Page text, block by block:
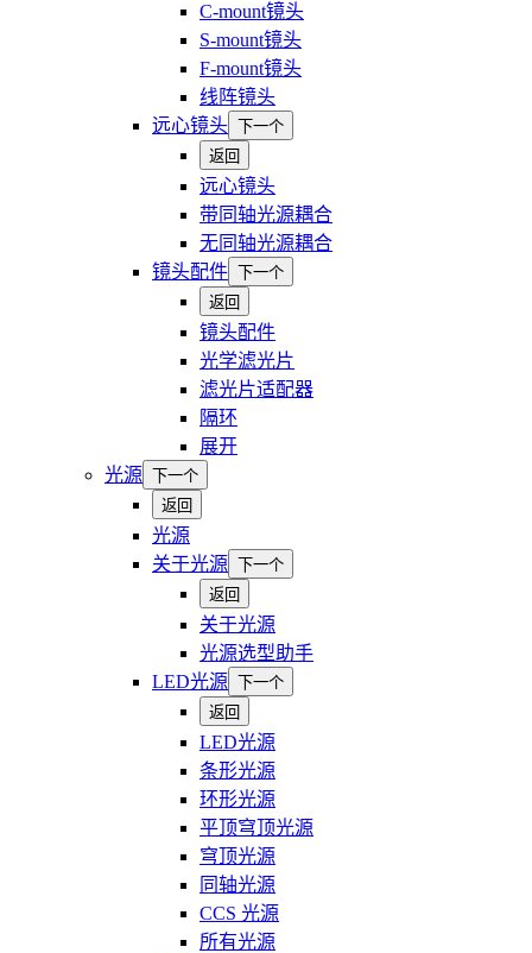
C-mount镜头
S-mount镜头
F-mount镜头
线阵镜头
远心镜头
下一个
返回
远心镜头
带同轴光源耦合
无同轴光源耦合
镜头配件
下一个
返回
镜头配件
光学滤光片
滤光片适配器
隔环
展开
光源
下一个
返回
光源
关于光源
下一个
返回
关于光源
光源选型助手
LED光源
下一个
返回
LED光源
条形光源
环形光源
平顶穹顶光源
穹顶光源
同轴光源
CCS 光源
所有光源